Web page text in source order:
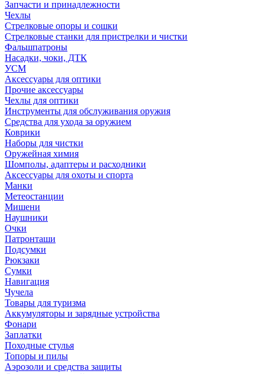
Запчасти и принадлежности
Чехлы
Стрелковые опоры и сошки
Стрелковые станки для пристрелки и чистки
Фальшпатроны
Насадки, чоки, ДТК
УСМ
Аксессуары для оптики
Прочие аксессуары
Чехлы для оптики
Инструменты для обслуживания оружия
Средства для ухода за оружием
Коврики
Наборы для чистки
Оружейная химия
Шомполы, адаптеры и расходники
Аксессуары для охоты и спорта
Манки
Метеостанции
Мишени
Наушники
Очки
Патронташи
Подсумки
Рюкзаки
Сумки
Навигация
Чучела
Товары для туризма
Аккумуляторы и зарядные устройства
Фонари
Заплатки
Походные стулья
Топоры и пилы
Аэрозоли и средства защиты